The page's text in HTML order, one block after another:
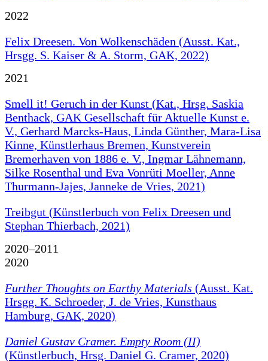
2022
Felix Dreesen. Von Wolkenschäden (Ausst. Kat.,
Hrsgg. S. Kaiser & A. Storm, GAK, 2022)
2021
Smell it! Geruch in der Kunst (Kat., Hrsg. Saskia
Benthack, GAK Gesellschaft für Aktuelle Kunst e.
V., Gerhard Marcks-Haus, Linda Günther, Mara-Lisa
Kinne, Künstlerhaus Bremen, Kunstverein
Bremerhaven von 1886 e. V., Ingmar Lähnemann,
Silke Rosenthal und Eva Vonrüti Moeller, Anne
Thurmann-Jajes, Janneke de Vries, 2021)
Treibgut (Künstlerbuch von Felix Dreesen und
Stephan Thierbach, 2021)
2020–2011
2020
Further Thoughts on Earthy Materials (Ausst. Kat.
Hrsgg. K. Schroeder, J. de Vries, Kunsthaus
Hamburg, GAK, 2020)
Daniel Gustav Cramer. Empty Room (II)
(Künstlerbuch, Hrsg. Daniel G. Cramer, 2020)